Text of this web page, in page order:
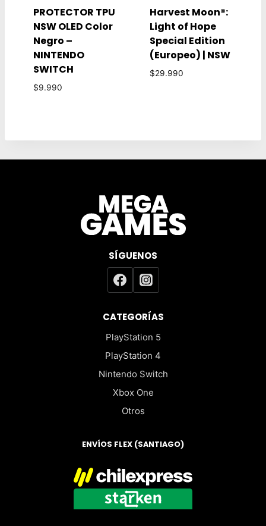
PROTECTOR TPU
NSW OLED Color
Negro –
NINTENDO
SWITCH
$9.990
Harvest Moon®:
Light of Hope
Special Edition
(Europeo) | NSW
$29.990
SÍGUENOS
CATEGORÍAS
PlayStation 5
PlayStation 4
Nintendo Switch
Xbox One
Otros
ENVÍOS FLEX (SANTIAGO)